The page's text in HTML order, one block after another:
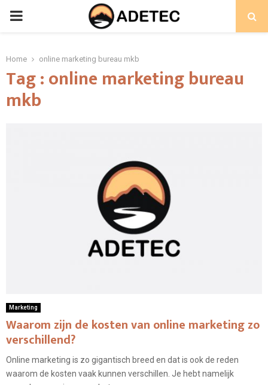
PRIMARY
Home online marketing bureau mkb
Tag : online marketing bureau
mkb
Marketing
Waarom zijn de kosten van online marketing zo
verschillend?
Online marketing is zo gigantisch breed en dat is ook de reden
waarom de kosten vaak kunnen verschillen. Je hebt namelijk